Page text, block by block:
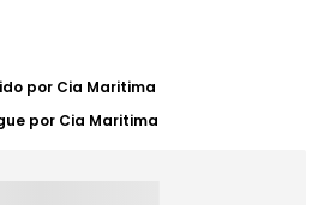
por Cia Maritima
por Cia Maritima